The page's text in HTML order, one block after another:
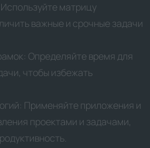
матрицу
важные и срочные задачи
Определяйте время для
чтобы избежать
Применяйте приложения и
проектами и задачами,